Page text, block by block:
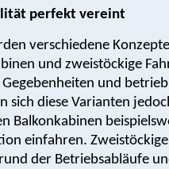
perfekt vereint
verschiedene
und zweistöckige
und
sich diese Varianten
Balkonkabinen
einfahren.
der Betriebsabläufe